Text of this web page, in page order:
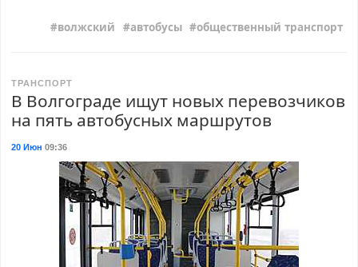
волжский автобусы общественный транспорт
ТРАНСПОРТ
В Волгограде ищут новых перевозчиков
на пять автобусных маршрутов
20 Июн 09:36